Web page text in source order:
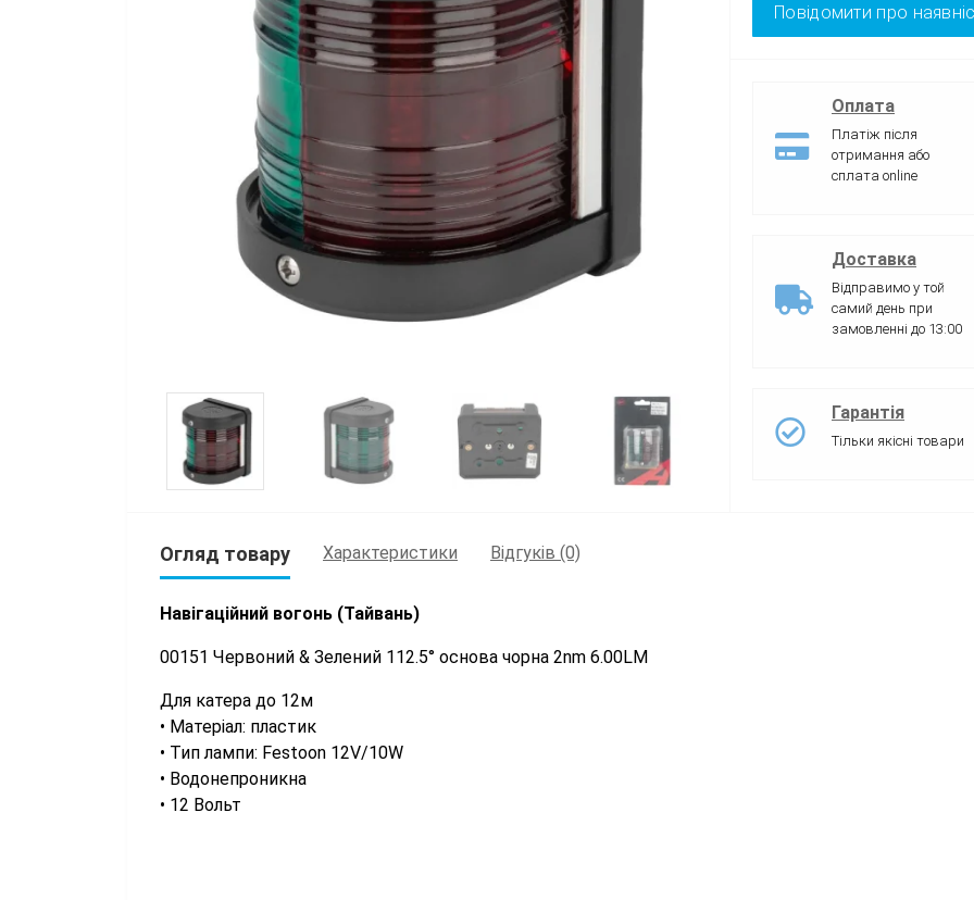
Повідомити про
Оплата
Платіж після
отримання або
сплата online
Доставка
Відправимо у той
самий день при
замовленні до 13:00
Гарантія
Тільки якісні товари
Огляд товару Характеристики Відгуків (0)
Навігаційний вогонь (Тайвань)
00151 Червоний & Зелений 112.5° основа чорна 2nm 6.00LM
Для катера до 12м
• Матеріал: пластик
• Тип лампи: Festoon 12V/10W
• Водонепроникна
• 12 Вольт